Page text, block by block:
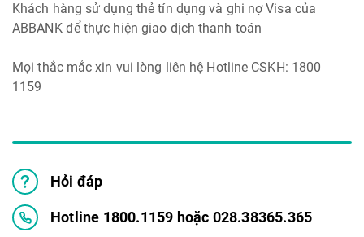
Khách hàng sử dụng thẻ tín dụng và ghi nợ Visa của
ABBANK để thực hiện giao dịch thanh toán
Mọi thắc mắc xin vui lòng liên hệ Hotline CSKH: 1800
1159
Hỏi đáp
Hotline 1800.1159 hoặc 028.38365.365